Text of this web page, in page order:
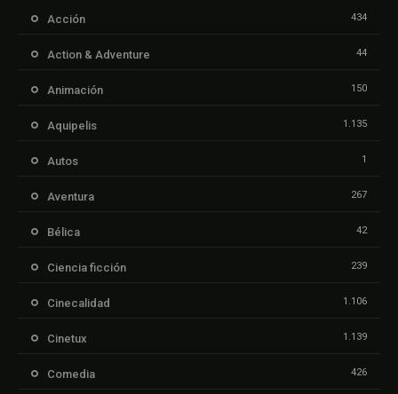
Acción 434
Action & Adventure 44
Animación 150
Aquipelis 1.135
Autos 1
Aventura 267
Bélica 42
Ciencia ficción 239
Cinecalidad 1.106
Cinetux 1.139
Comedia 426